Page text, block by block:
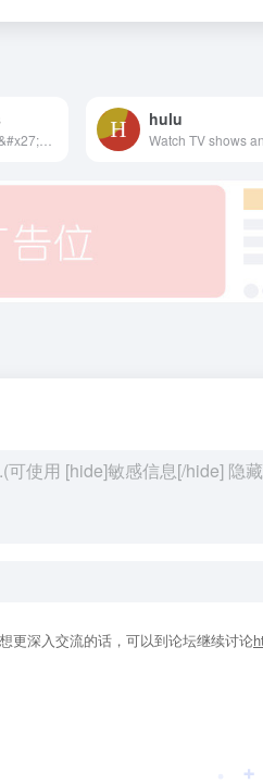
hulu
更深入交流的话，可以到论坛继续讨论